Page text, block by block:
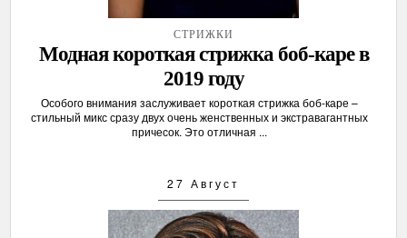
СТРИЖКИ
Модная короткая стрижка боб-каре в
2019 году
Особого внимания заслуживает короткая стрижка боб-каре –
стильный микс сразу двух очень женственных и экстравагантных
причесок. Это отличная ...
27 Август